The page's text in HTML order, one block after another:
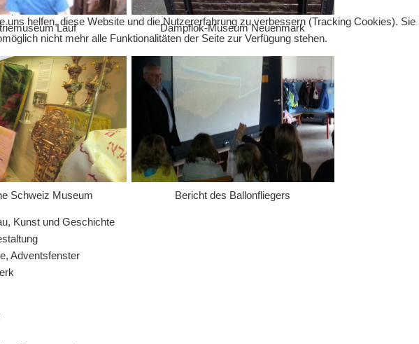
Sicherheit
Fahrradausbildung
Kunst und Geschichte
Adventsfenster
Lauf Dampflok-Museum Neuenmark
Schweiz Museum Bericht des Ballonfliegers
helfen, diese Website und die Nutzererfahrung zu verbessern (Tracking Cookies). Sie
nicht mehr alle Funktionalitäten der Seite zur Verfügung stehen.